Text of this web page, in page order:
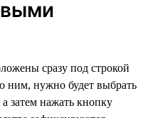
сразу под строкой
ним, нужно будет выбрать
затем нажать кнопку